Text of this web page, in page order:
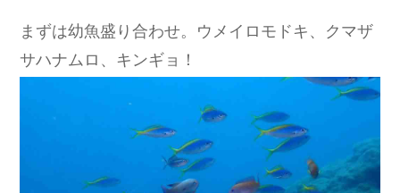
まずは幼魚盛り合わせ。ウメイロモドキ、クマザ
サハナムロ、キンギョ！